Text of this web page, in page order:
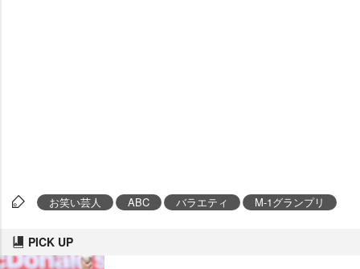
お笑い芸人 ABC バラエティ M-1グランプリ
PICK UP